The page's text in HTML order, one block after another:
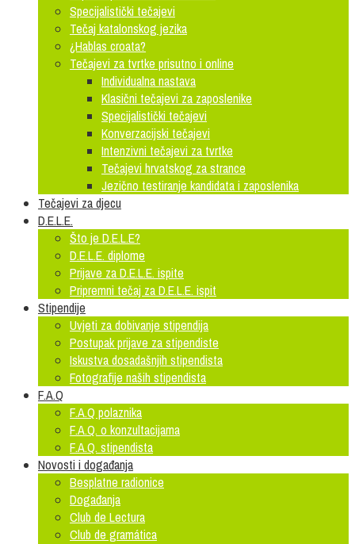
Specijalistički tečajevi
Tečaj katalonskog jezika
¿Hablas croata?
Tečajevi za tvrtke prisutno i online
Individualna nastava
Klasični tečajevi za zaposlenike
Specijalistički tečajevi
Konverzacijski tečajevi
Intenzivni tečajevi za tvrtke
Tečajevi hrvatskog za strance
Jezično testiranje kandidata i zaposlenika
Tečajevi za djecu
D.E.L.E.
Što je D.E.L.E?
D.E.L.E. diplome
Prijave za D.E.L.E. ispite
Pripremni tečaj za D.E.L.E. ispit
Stipendije
Uvjeti za dobivanje stipendija
Postupak prijave za stipendiste
Iskustva dosadašnjih stipendista
Fotografije naših stipendista
F.A.Q
F.A.Q polaznika
F.A.Q. o konzultacijama
F.A.Q. stipendista
Novosti i događanja
Besplatne radionice
Događanja
Club de Lectura
Club de gramática